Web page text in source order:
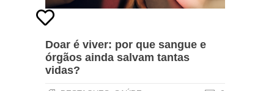
Doar é viver: por que sangue e
órgãos ainda salvam tantas
vidas?